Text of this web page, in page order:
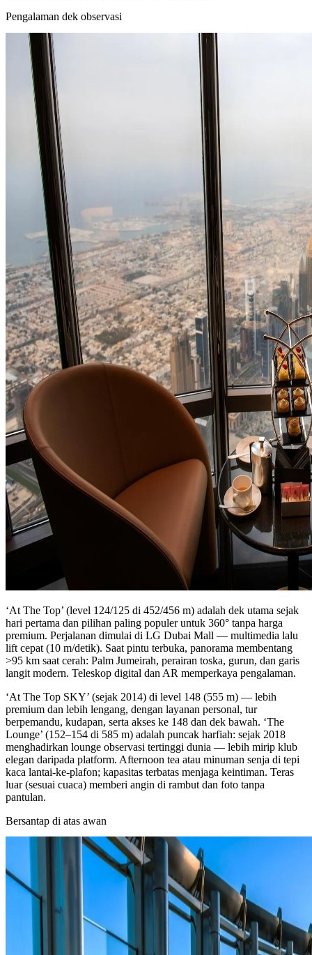
Pengalaman dek observasi
‘At The Top’ (level 124/125 di 452/456 m) adalah dek utama sejak
hari pertama dan pilihan paling populer untuk 360° tanpa harga
premium. Perjalanan dimulai di LG Dubai Mall — multimedia lalu
lift cepat (10 m/detik). Saat pintu terbuka, panorama membentang
>95 km saat cerah: Palm Jumeirah, perairan toska, gurun, dan garis
langit modern. Teleskop digital dan AR memperkaya pengalaman.
‘At The Top SKY’ (sejak 2014) di level 148 (555 m) — lebih
premium dan lebih lengang, dengan layanan personal, tur
berpemandu, kudapan, serta akses ke 148 dan dek bawah. ‘The
Lounge’ (152–154 di 585 m) adalah puncak harfiah: sejak 2018
menghadirkan lounge observasi tertinggi dunia — lebih mirip klub
elegan daripada platform. Afternoon tea atau minuman senja di tepi
kaca lantai-ke-plafon; kapasitas terbatas menjaga keintiman. Teras
luar (sesuai cuaca) memberi angin di rambut dan foto tanpa
pantulan.
Bersantap di atas awan